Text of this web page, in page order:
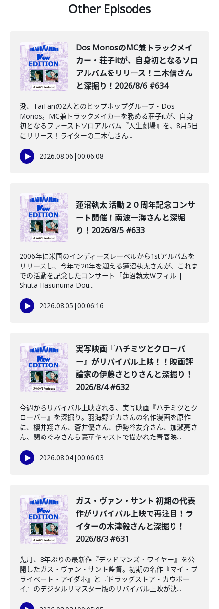
Other Episodes
Dos MonosのMC兼トラックメイ
カー・荘子itが、自身初となるソロ
アルバムをリリース！二木信さん
と深掘り！2026/8/6 #634
没、TaiTanの2人とのヒップホップグループ・Dos
Monos。MC兼トラックメイカーを務める荘子itが、自身
初となるファーストソロアルバム『人生劇場』を、8月5日
にリリース！ライターの二木信さん...
2026.08.06 |00:06:08
蓮沼執太 活動２０周年記念コンサ
ート開催！南波一海さんと深堀
り！2026/8/5 #633
2006年に米国のインディーズレーベルから1stアルバムを
リリースし、今年で20年を迎える蓮沼執太さんが、これま
での活動を記念したコンサート「蓮沼執太Wフィル |
Shuta Hasunuma Dou...
2026.08.05 |00:06:16
️実写映画『ハチミツとクローバ
ー』がリバイバル上映！！映画評
論家の伊藤さとりさんと深掘り！
2026/8/4 #632
今週からリバイバル上映される、実写映画『ハチミツとク
ローバー』を深掘り。羽海野チカさんの名作漫画を原作
に、櫻井翔さん、蒼井優さん、伊勢谷友介さん、加瀬亮さ
ん、関めぐみさんら豪華キャストで描かれた青春映...
2026.08.04|00:06:03
ガス・ヴァン・サント 初期の代表
作がリバイバル上映で再注目！ラ
イターの木津毅さんと深掘り！
2026/8/3 #631
先月、8年ぶりの最新作『デッドマンズ・ワイヤー』を公
開したガス・ヴァン・サント監督。初期の名作『マイ・プ
ライベート・アイダホ』と『ドラッグストア・カウボー
イ』のデジタルリマスター版のリバイバル上映が決...